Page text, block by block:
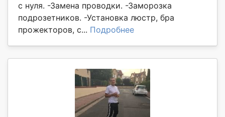
с нуля. -Замена проводки. -Заморозка
подрозетников. -Установка люстр, бра
прожекторов, с... Подробнее